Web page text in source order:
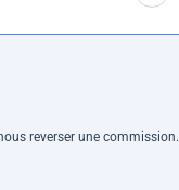
reverser une commission.